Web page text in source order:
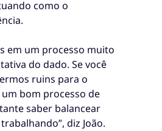
como o
em um processo muito
do dado. Se você
ruins para o
bom processo de
saber balancear
diz João.